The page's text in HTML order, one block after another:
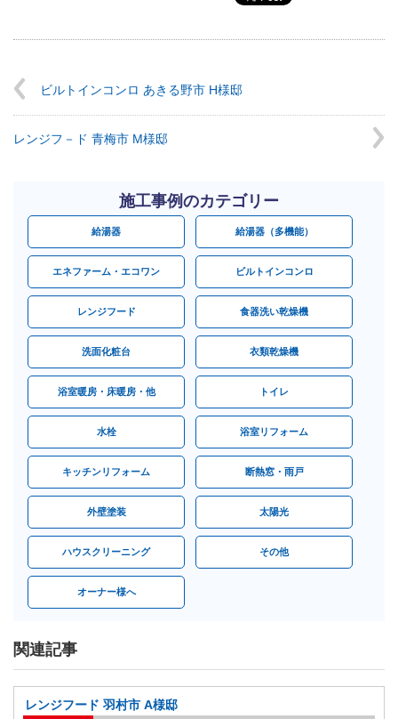
ビルトインコンロ あきる野市 H様邸
レンジフ－ド 青梅市 M様邸
施工事例のカテゴリー
給湯器 給湯器（多機能）
エネファーム・エコワン ビルトインコンロ
レンジフード 食器洗い乾燥機
洗面化粧台 衣類乾燥機
浴室暖房・床暖房・他 トイレ
水栓 浴室リフォーム
キッチンリフォーム 断熱窓・雨戸
外壁塗装 太陽光
ハウスクリーニング その他
オーナー様へ
関連記事
レンジフード 羽村市 A様邸